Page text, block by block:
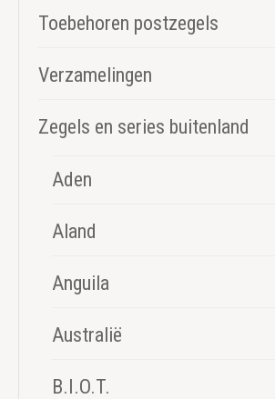
Toebehoren postzegels
Verzamelingen
Zegels en series buitenland
Aden
Aland
Anguila
Australië
B.I.O.T.